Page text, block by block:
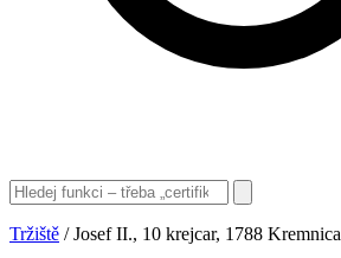
Tržiště / Josef II., 10 krejcar, 1788 Kremnica